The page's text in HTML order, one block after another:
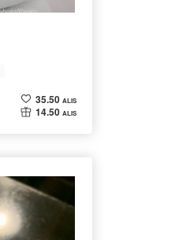
35.50 ALIS
14.50 ALIS